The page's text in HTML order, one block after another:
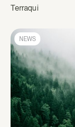
Terraqui
NEWS